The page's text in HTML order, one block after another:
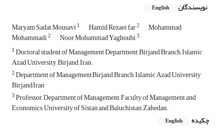
نویسندگان English
Maryam Sadat Mousavi1 Hamid Rezaei far2 Mohammad
Mohammadi2 Noor Mohammad Yaghoubi3
1Doctoral student of Management Department, Birjand Branch, Islamic
Azad University, Birjand, Iran.
2Department of Management,Birjand Branch, Islamic Azad University,
Birjand,Iran
3Professor, Department of Management, Faculty of Management and
Economics, University of Sistan and Baluchistan, Zahedan.
چکیده
English